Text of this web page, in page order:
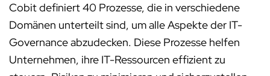
Cobit definiert 40 Prozesse, die in verschiedene
Domänen unterteilt sind, um alle Aspekte der IT-
Governance abzudecken. Diese Prozesse helfen
Unternehmen, ihre IT-Ressourcen effizient zu